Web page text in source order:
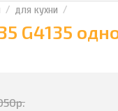
для кухни
G4135
р.